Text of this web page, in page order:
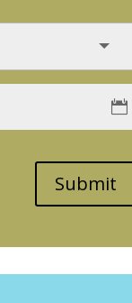
Submit